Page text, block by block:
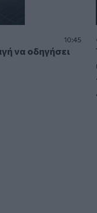
10:45
να οδηγήσει